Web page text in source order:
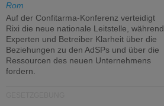
Rom
Auf der Confitarma-Konferenz verteidigt
Rixi die neue nationale Leitstelle, während
Experten und Betreiber Klarheit über die
Beziehungen zu den AdSPs und über die
Ressourcen des neuen Unternehmens
fordern.